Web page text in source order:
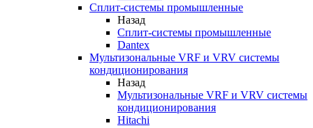
Сплит-системы промышленные
Назад
Сплит-системы промышленные
Dantex
Мультизональные VRF и VRV системы
кондиционирования
Назад
Мультизональные VRF и VRV системы
кондиционирования
Hitachi